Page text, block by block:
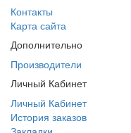
Контакты
Карта сайта
Дополнительно
Производители
Личный Кабинет
Личный Кабинет
История заказов